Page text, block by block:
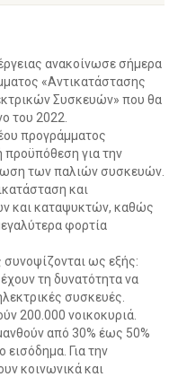
ανακοίνωσε σήμερα
«Αντικατάστασης
Συσκευών» που θα
του 2022.
προγράμματος
προϋπόθεση για την
των παλιών συσκευών.
και
και καταψυκτών, καθώς
φορτία
ως εξής:
τη δυνατότητα να
συσκευές.
νοικοκυριά.
από 30% έως 50%
εισόδημα. Για την
κοινωνικά και